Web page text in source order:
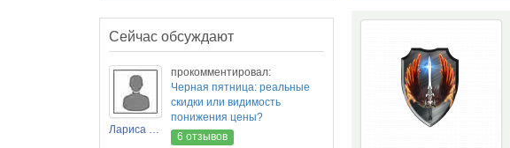
Сейчас обсуждают
Лариса Новикова
прокомментировал:
Черная пятница: реальные
скидки или видимость
понижения цены?
6 отзывов